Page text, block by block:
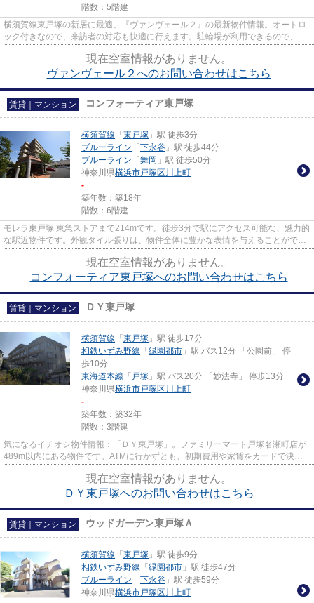
階数：5階建
横須賀線東戸塚の新居に最適、『ヴァンヴェール２』の最新物件情報。オートロ
ック付きなので、来訪者の対応も快適に行えます。駐輪場が利用できるので、自
現在空室情報がありません。
ヴァンヴェール２へのお問い合わせはこちら
賃貸｜マンション コンフォーティア東戸塚
横須賀線 「 東戸塚 」駅 徒歩3分
ブルーライン 「 下永谷 」駅 徒歩44分
ブルーライン 「 舞岡 」駅 徒歩50分
神奈川県横浜市戸塚区 川上町
-
築年数：築18年
階数：6階建
モレラ東戸塚 東急ストアまで214mです。徒歩3分で駅にアクセス可能な、魅力的
な駅近物件です。外観タイル張りは、物件全体に豊かな表情を与えることができ
現在空室情報がありません。
コンフォーティア東戸塚へのお問い合わせはこちら
賃貸｜マンション ＤＹ東戸塚
横須賀線 「 東戸塚 」駅 徒歩17分
相鉄いずみ野線 「 緑園都市 」駅 バス12分 「公園前」 停
歩10分
東海道本線 「 戸塚 」駅 バス20分 「妙法寺」 停歩13分
神奈川県横浜市戸塚区 川上町
-
築年数：築32年
階数：3階建
気になるイチオシ物件情報：「ＤＹ東戸塚」。ファミリーマート戸塚名瀬町店が
489m以内にある物件です。ATMに行かずとも、初期費用や家賃をカードで決済
現在空室情報がありません。
ＤＹ東戸塚へのお問い合わせはこちら
賃貸｜マンション ウッドガーデン東戸塚Ａ
横須賀線 「 東戸塚 」駅 徒歩9分
相鉄いずみ野線 「 緑園都市 」駅 徒歩47分
ブルーライン 「 下永谷 」駅 徒歩59分
神奈川県横浜市戸塚区 川上町